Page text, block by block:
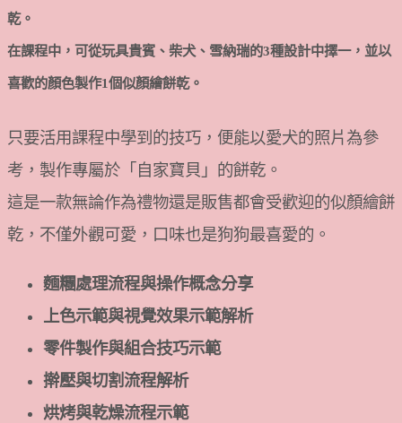
乾。
在課程中，可從玩具貴賓、柴犬、雪納瑞的3種設計中擇一，並以
喜歡的顏色製作1個似顏繪餅乾。
只要活用課程中學到的技巧，便能以愛犬的照片為參
考，製作專屬於「自家寶貝」的餅乾。
這是一款無論作為禮物還是販售都會受歡迎的似顏繪餅
乾，不僅外觀可愛，口味也是狗狗最喜愛的。
麵糰處理流程與操作概念分享
上色示範與視覺效果示範解析
零件製作與組合技巧示範
擀壓與切割流程解析
烘烤與乾燥流程示範